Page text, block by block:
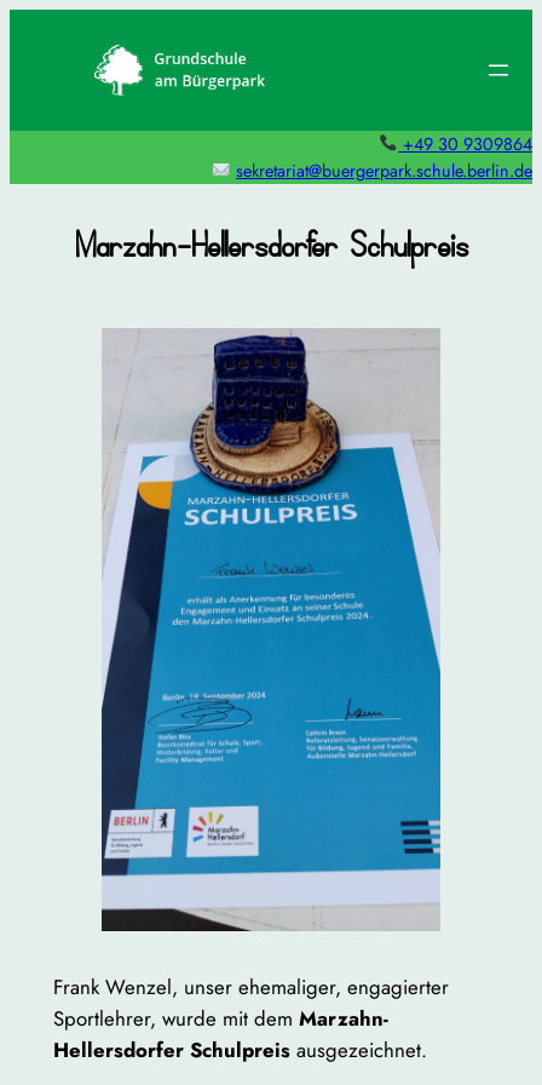
+49 30 9309864
sekretariat@buergerpark.schule.berlin.de
Marzahn-Hellersdorfer Schulpreis
Frank Wenzel, unser ehemaliger, engagierter
Sportlehrer, wurde mit dem Marzahn-
Hellersdorfer Schulpreis ausgezeichnet.